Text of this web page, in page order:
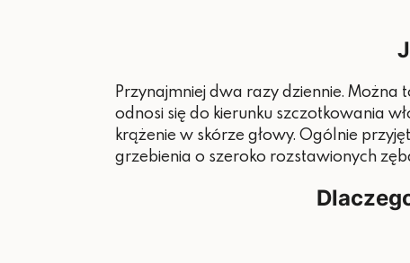
Przynajmniej dwa razy dziennie. Można
odnosi się do kierunku szczotkowania
krążenie w skórze głowy. Ogólnie
grzebienia o szeroko rozstawionych